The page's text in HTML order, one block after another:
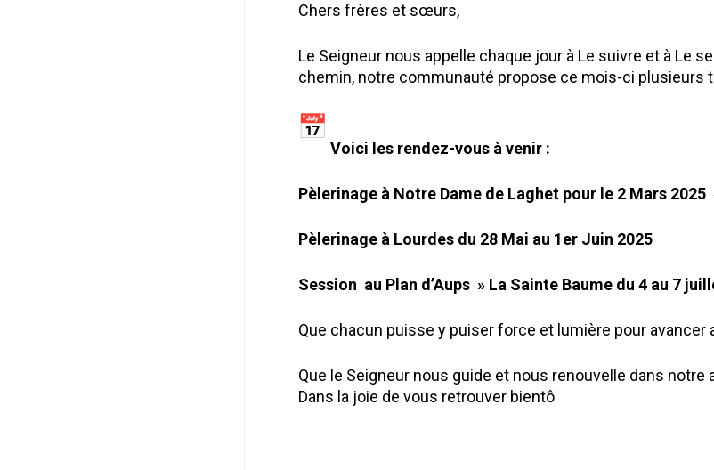
Chers frères et sœurs,
Le Seigneur nous appelle chaque jour à Le suivre et à Le
chemin, notre communauté propose ce mois-ci plusieurs
Voici les rendez-vous à venir :
Pèlerinage à Notre Dame de Laghet pour le 2 Mars 2025
Pèlerinage à Lourdes du 28 Mai au 1er Juin 2025
Session au Plan d’Aups » La Sainte Baume du 4 au 7
Que chacun puisse y puiser force et lumière pour avancer
Que le Seigneur nous guide et nous renouvelle dans notre
Dans la joie de vous retrouver bientô